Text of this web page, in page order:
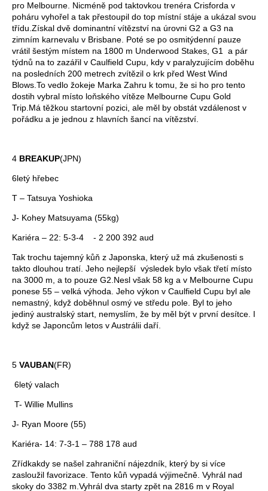
pro Melbourne. Nicméně pod taktovkou trenéra Crisforda v
poháru vyhořel a tak přestoupil do top místní stáje a ukázal svou
třídu.Získal dvě dominantní vítězství na úrovni G2 a G3 na
zimním karnevalu v Brisbane. Poté se po osmitýdenní pauze
vrátil šestým místem na 1800 m Underwood Stakes, G1 a pár
týdnů na to zazářil v Caulfield Cupu, kdy v paralyzujícím doběhu
na posledních 200 metrech zvítězil o krk před West Wind
Blows.To vedlo žokeje Marka Zahru k tomu, že si ho pro tento
dostih vybral místo loňského vítěze Melbourne Cupu Gold
Trip.Má těžkou startovní pozici, ale měl by obstát vzdálenost v
pořádku a je jednou z hlavních šancí na vítězství.
4 BREAKUP(JPN)
6letý hřebec
T – Tatsuya Yoshioka
J- Kohey Matsuyama (55kg)
Kariéra – 22: 5-3-4 - 2 200 392 aud
Tak trochu tajemný kůň z Japonska, který už má zkušenosti s
takto dlouhou tratí. Jeho nejlepší výsledek bylo však třetí místo
na 3000 m, a to pouze G2.Nesl však 58 kg a v Melbourne Cupu
ponese 55 – velká výhoda. Jeho výkon v Caulfield Cupu byl ale
nemastný, když doběhnul osmý ve středu pole. Byl to jeho
jediný australský start, nemyslím, že by měl být v první desítce. I
když se Japoncům letos v Austrálii daří.
5 VAUBAN(FR)
6letý valach
T- Willie Mullins
J- Ryan Moore (55)
Kariéra- 14: 7-3-1 – 788 178 aud
Zřídkakdy se našel zahraniční nájezdník, který by si více
zasloužil favorizace. Tento kůň vypadá výjimečně. Vyhrál nad
skoky do 3382 m.Vyhrál dva starty zpět na 2816 m v Royal